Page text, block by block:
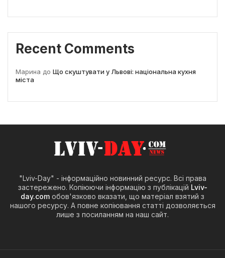
Recent Comments
Марина до Що скуштувати у Львові: національна кухня
міста
"Lviv-Day" - інформаційно новинний ресурс. Всі права
застережено. Копіюючи інформацію з публікацій Lviv-
day.com обов'язково вказати, що матеріал взятий з
нашого ресурсу. А повне копіювання статті дозволяється
лише з посиланням на наш сайт.